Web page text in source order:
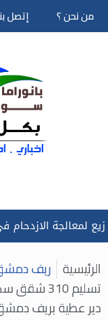
تخطى
من نحن ؟ إتصل
الازدحام في
الرئيسية ريف
تسليم
دير عطية بريف